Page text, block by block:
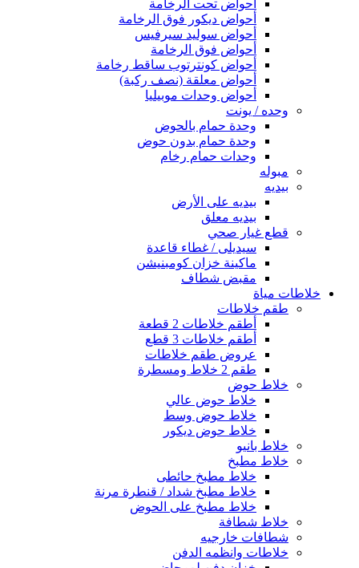
أحواض تحت الرخامة
أحواض ديكور فوق الرخامة
أحواض سوليد سيرفيس
أحواض فوق الرخامة
أحواض كونترتوب ساقط رخامة
أحواض معلقة (نصف ركبة)
أحواض وحدات موبيليا
وحده / يونت
وحدة حمام بالحوض
وحدة حمام بدون حوض
وحدات حمام رخام
مبوله
بيديه
بيديه على الأرض
بيديه معلق
قطع غيار صحي
سيديلى / غطاء قاعدة
ماكينة خزان كومبنيشن
مقبض شطاف
خلاطات مياة
طقم خلاطات
أطقم خلاطات 2 قطعة
أطقم خلاطات 3 قطع
عروض طقم خلاطات
طقم 2 خلاط ومسطرة
خلاط حوض
خلاط حوض عالي
خلاط حوض وسط
خلاط حوض ديكور
خلاط بانيو
خلاط مطبخ
خلاط مطبخ حائطى
خلاط مطبخ شداد / قنطرة مرنة
خلاط مطبخ على الحوض
خلاط شطافة
شطافات خارجيه
خلاطات وانظمه الدفن